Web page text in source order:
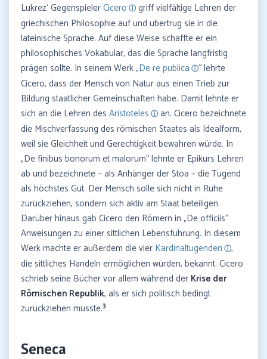
Lukrez‘ GegenspielerCicero
griff vielfältige Lehren der
griechischen Philosophie auf und übertrug sie in die
lateinische Sprache. Auf diese Weise schaffte er ein
philosophisches Vokabular, das die Sprache langfristig
prägen sollte. In seinem Werk „De re publica
“ lehrte
Cicero, dass der Mensch von Natur aus einen Trieb zur
Bildung staatlicher Gemeinschaften habe. Damit lehnte er
sich an die Lehren des Aristoteles
an. Cicero bezeichnete
die Mischverfassung des römischen Staates als Idealform,
weil sie Gleichheit und Gerechtigkeit bewahren würde. In
„De finibus bonorum et malorum“ lehnte er Epikurs Lehren
ab und bezeichnete – als Anhänger der Stoa – die Tugend
als höchstes Gut. Der Mensch solle sich nicht in Ruhe
zurückziehen, sondern sich aktiv am Staat beteiligen.
Darüber hinaus gab Cicero den Römern in „De officiis“
Anweisungen zu einer sittlichen Lebensführung. In diesem
Werk machte er außerdem die vier Kardinaltugenden
,
die sittliches Handeln ermöglichen würden, bekannt. Cicero
schrieb seine Bücher vor allem während der Krise der
Römischen Republik, als er sich politisch bedingt
zurückziehen musste.3
Seneca